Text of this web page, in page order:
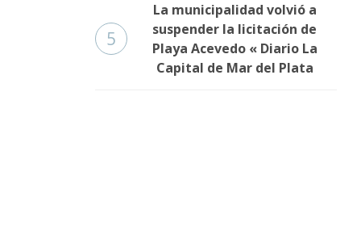
5
La municipalidad volvió a
suspender la licitación de
Playa Acevedo « Diario La
Capital de Mar del Plata